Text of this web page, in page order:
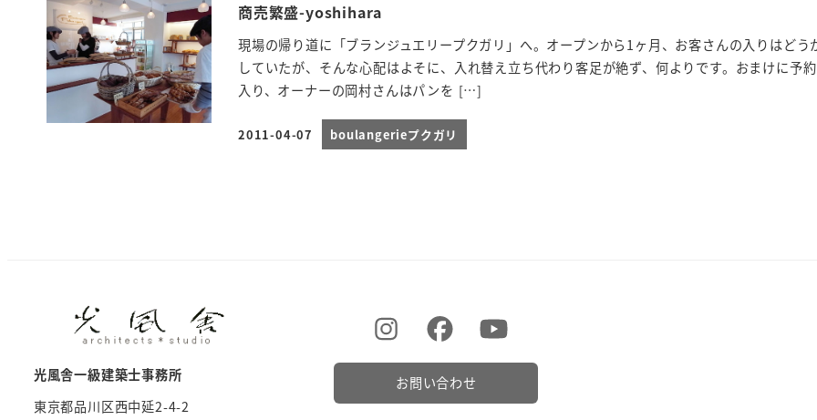
商売繁盛-yoshihara
現場の帰り道に「ブランジュエリープクガリ」へ。オープンから1ヶ月、お客さんの入りはどう
していたが、そんな心配はよそに、入れ替え立ち代わり客足が絶ず、何よりです。おまけに予
入り、オーナーの岡村さんはパンを […]
投稿日
2011-04-07 boulangerieプクガリ
光風舎一級建築士事務所
東京都品川区西中延2-4-2
お問い合わせ